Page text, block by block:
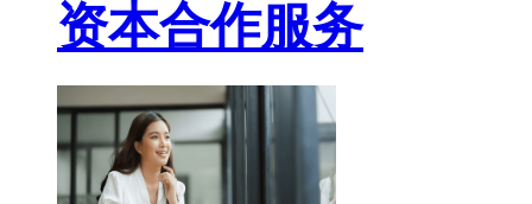
资本合作服务